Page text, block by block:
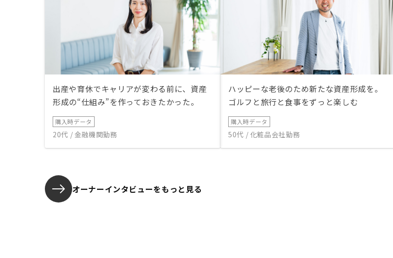
出産や育休でキャリアが変わる前に、資産
形成の“仕組み”を作っておきたかった。
購入時データ
20代 / 金融機関勤務
ハッピーな老後のため新たな資産形成を。
ゴルフと旅行と食事をずっと楽しむ
購入時データ
50代 / 化粧品会社勤務
オーナーインタビューをもっと見る